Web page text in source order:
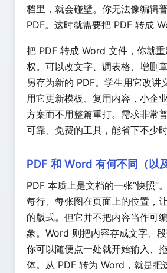
档里，就会碰壁。你无法像编辑
PDF。这时就需要把 PDF 转成
把 PDF 转成 Word 文件，你就
权。可以改文字、调表格、增删
另存为新的 PDF。学生用它改讲
用它更新模板、复用内容，小企
方案而不用整篇重打。需求非常
可靠、免费的工具，能省下不少时
PDF 和 Word 有何不同（以
PDF 本质上是文档的一张“快照”
每行、每张图在页面上的位置，
的版式。但它并不把内容当作可
象。Word 则把内容存成文字、段
你可以随便点一处就开始输入、
体。从 PDF 转为 Word，就是把